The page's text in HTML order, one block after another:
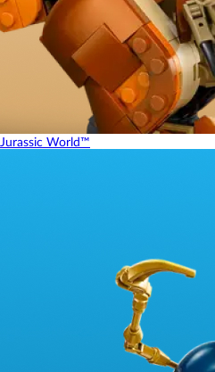
Jurassic World™